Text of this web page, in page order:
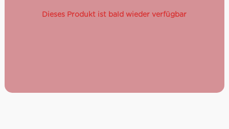
Dieses Produkt ist bald wieder verfügbar